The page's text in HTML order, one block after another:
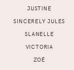
JUSTINE
SINCERELY JULES
SLANELLE
VICTORIA
ZOÉ